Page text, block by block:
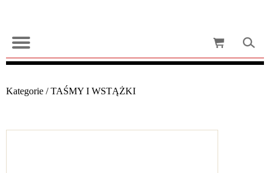
Kategorie /TAŚMY I WSTĄŻKI